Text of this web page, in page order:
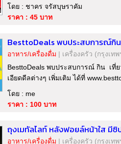
โดย : ชาคร จรัสบุษราคัม
ราคา : 45 บาท
BesttoDeals พบประสบการณ์กิ
อาหาร/เครื่องดื่ม | เครื่องครัว (กรุงเทพ
BesttoDeals พบประสบการณ์ กิน เที่
เอียดดีลต่างๆ เพิ่มเติม ได้ที่
โดย : me
ราคา : 100 บาท
ถุงเมทัลไลท์ หลังฟอยล์หน้าใส มีซิ
อาหาร/เครื่องดื่ม | เครื่องครัว (กรุงเทพ